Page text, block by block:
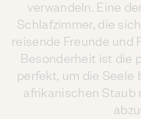
verwandeln. Eine
Schlafzimmer, die
reisende Freunde und
Besonderheit ist die
perfekt, um die Seele
afrikanischen Staub